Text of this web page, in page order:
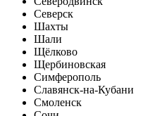
Северск
Шахты
Шали
Щёлково
Щербиновская
Симферополь
Славянск-на-Кубани
Смоленск